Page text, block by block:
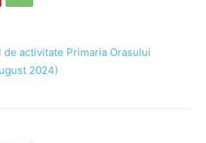
de activitate Primaria Orasului
2024)